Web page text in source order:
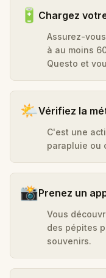
🔋 Chargez
Assurez-
à au moins
Questo et
🌤️Vérifiez la
C'est une
parapluie ou
📸Prenez un
Vous
des pépites
souvenirs.